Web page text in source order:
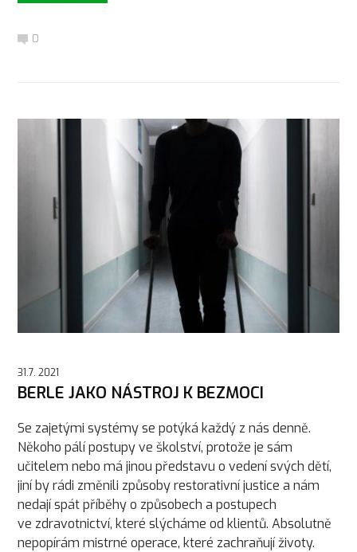
0
31.7. 2021
BERLE JAKO NÁSTROJ K BEZMOCI
Se zajetými systémy se potýká každý z nás denně.
Někoho pálí postupy ve školství, protože je sám
učitelem nebo má jinou představu o vedení svých dětí,
jiní by rádi změnili způsoby restorativní justice a nám
nedají spát příběhy o způsobech a postupech
ve zdravotnictví, které slýcháme od klientů. Absolutně
nepopírám mistrné operace, které zachraňují životy.